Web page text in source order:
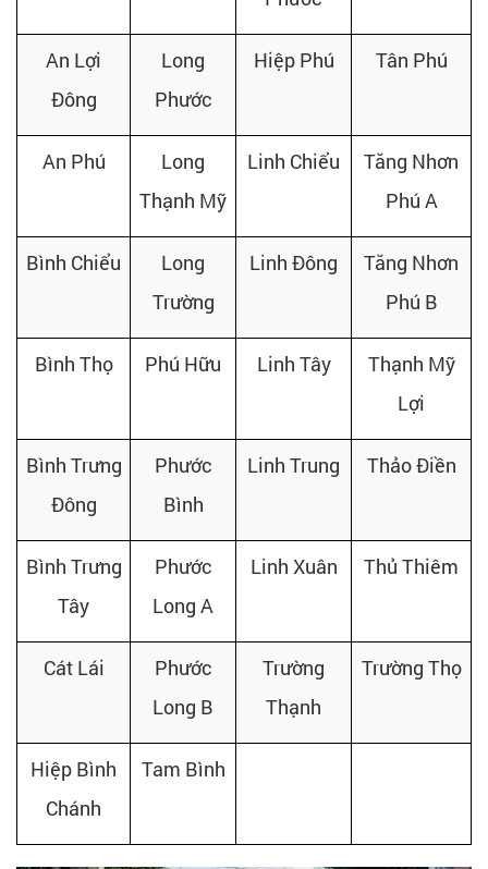
An Lợi
Đông
Long
Phước
Hiệp Phú Tân Phú
An Phú
Long
Thạnh Mỹ
Linh Chiểu
Tăng Nhơn
Phú A
Bình Chiểu
Long
Trường
Linh Đông
Tăng Nhơn
Phú B
Bình Thọ Phú Hữu Linh Tây
Thạnh Mỹ
Lợi
Bình Trưng
Đông
Phước
Bình
Linh Trung Thảo Điền
Bình Trưng
Tây
Phước
Long A
Linh Xuân Thủ Thiêm
Cát Lái
Phước
Long B
Trường
Thạnh
Trường Thọ
Hiệp Bình
Chánh
Tam Bình